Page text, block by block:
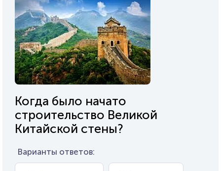
Когда было начато
строительство Великой
Китайской стены?
Варианты ответов: